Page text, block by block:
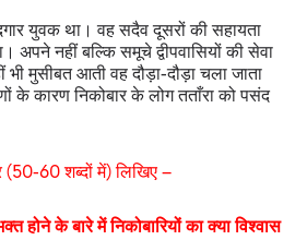
युवक था। वह सदैव दूसरों की सहायता
अपने नहीं बल्कि समूचे द्वीपवासियों की सेवा
मुसीबत आती वह दौड़ा-दौड़ा चला जाता
के कारण निकोबार के लोग तताँरा को पसंद
(50-60 शब्दों में) लिखिए –
होने के बारे में निकोबारियों का क्या विश्वास